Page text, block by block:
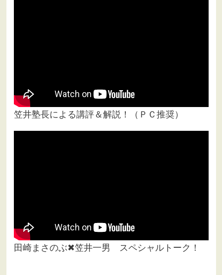
笠井塾長による講評＆解説！（ＰＣ推奨）
田崎まさのぶ✖笠井一男 スペシャルトーク！